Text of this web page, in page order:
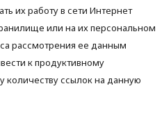
их работу в сети Интернет
или на их персональном
рассмотрения ее данным
к продуктивному
ссылок на данную